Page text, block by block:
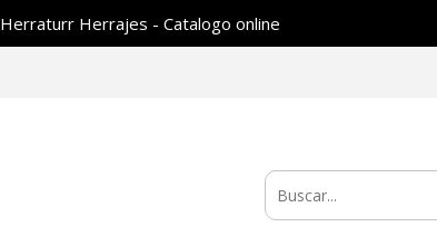
Herraturr Herrajes - Catalogo online